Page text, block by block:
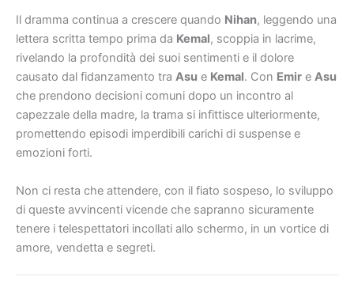
Il dramma continua a crescere quando Nihan, leggendo una
lettera scritta tempo prima da Kemal, scoppia in lacrime,
rivelando la profondità dei suoi sentimenti e il dolore
causato dal fidanzamento tra Asu e Kemal. Con Emir e Asu
che prendono decisioni comuni dopo un incontro al
capezzale della madre, la trama si infittisce ulteriormente,
promettendo episodi imperdibili carichi di suspense e
emozioni forti.
Non ci resta che attendere, con il fiato sospeso, lo sviluppo
di queste avvincenti vicende che sapranno sicuramente
tenere i telespettatori incollati allo schermo, in un vortice di
amore, vendetta e segreti.